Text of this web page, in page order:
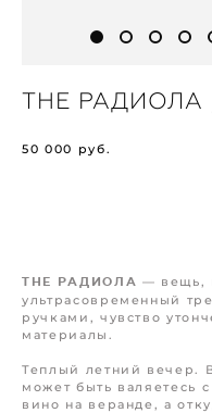
THE
50 000 pуб.
THE РАДИОЛА
— вещь,
ультрасовременный
ручками, чувство
материалы.
Теплый летний вечер.
может быть валяетесь
вино на веранде, а